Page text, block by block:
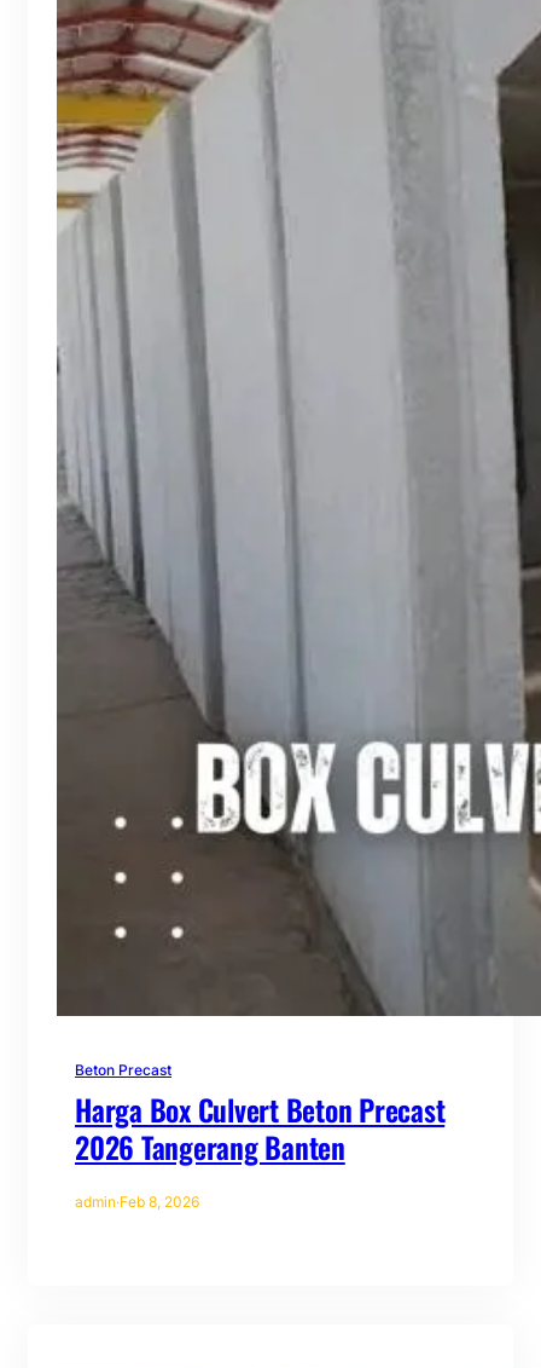
Beton Precast
Harga Box Culvert Beton Precast
2026 Tangerang Banten
admin·Feb 8, 2026